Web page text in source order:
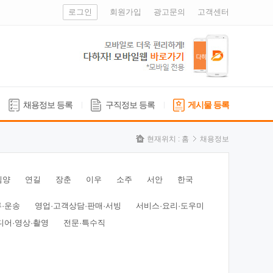
로그인 회원가입 광고문의 고객센터
채용정보 등록 구직정보 등록 게시물 등록
현재위치 : 홈 채용정보
양 연길 장춘 이우 소주 서안 한국
운송 영업·고객상담·판매·서빙
서비스·요리·도우미
어·영상·촬영
전문·특수직